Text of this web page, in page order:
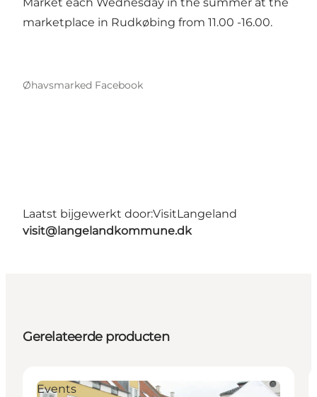
Market each Wednesday in the summer at the
marketplace in Rudkøbing from 11.00 -16.00.
Øhavsmarked Facebook
Laatst bijgewerkt door:VisitLangeland
visit@langelandkommune.dk
Gerelateerde producten
Events